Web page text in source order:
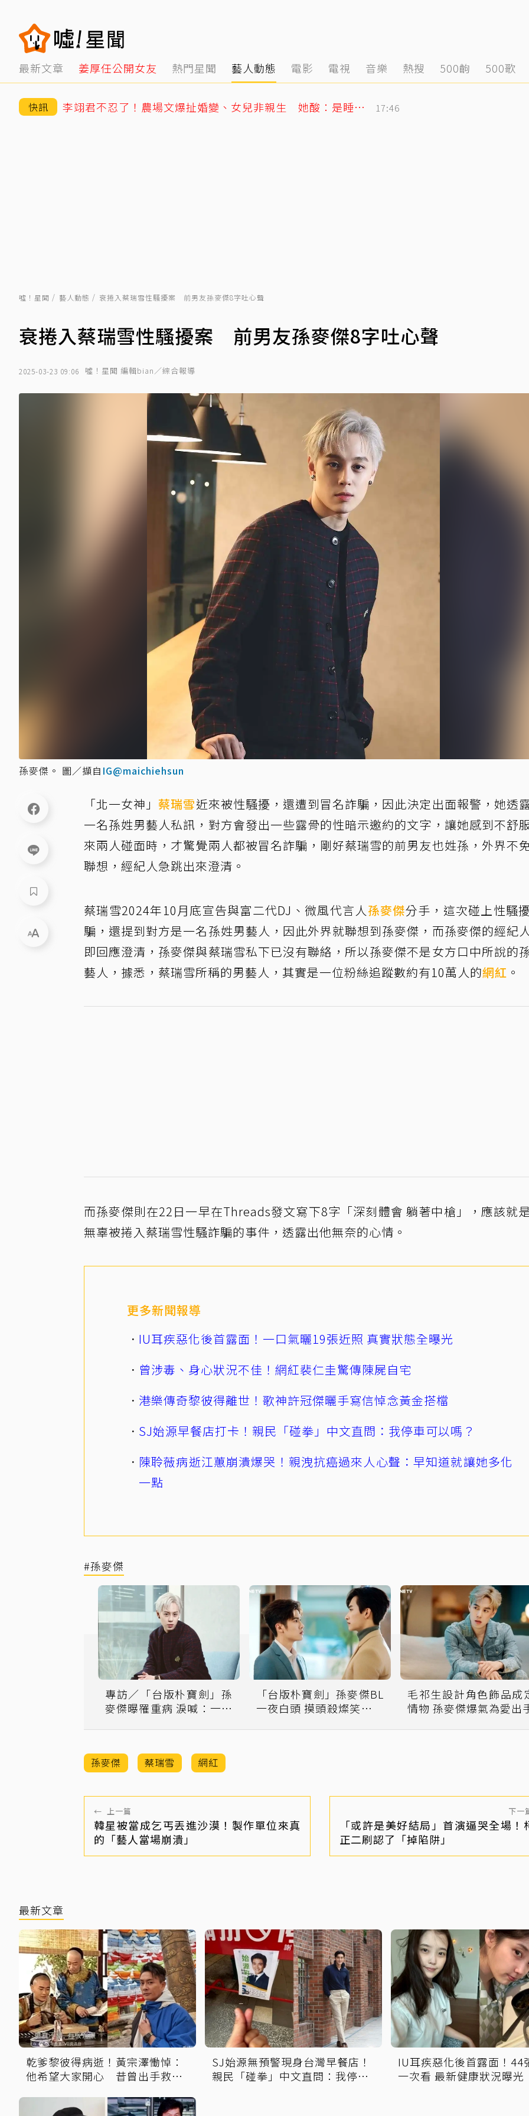
最新文章 姜厚任公開女友 熱門星聞 藝人動態 電影 電視 音樂 熱搜 500齣 500歌
快訊 李翊君不忍了！農場文爆扯婚變、女兒非親生 她酸：是睡我床底下？ 17:46
噓！星聞 藝人動態 衰捲入蔡瑞雪性騷擾案 前男友孫麥傑8字吐心聲
衰捲入蔡瑞雪性騷擾案 前男友孫麥傑8字吐心聲
2025-03-23 09:06 噓！星聞 編輯bian／綜合報導
孫麥傑。 圖／擷自 IG@maichiehsun
「北一女神」蔡瑞雪近來被性騷擾，還遭到冒名詐騙，因此決定出面報警，她透
一名孫姓男藝人私訊，對方會發出一些露骨的性暗示邀約的文字，讓她感到不舒
來兩人碰面時，才驚覺兩人都被冒名詐騙，剛好蔡瑞雪的前男友也姓孫，外界不
聯想，經紀人急跳出來澄清。
蔡瑞雪2024年10月底宣告與富二代DJ、微風代言人孫麥傑分手，這次碰上性騷
騙，還提到對方是一名孫姓男藝人，因此外界就聯想到孫麥傑，而孫麥傑的經紀
即回應澄清，孫麥傑與蔡瑞雪私下已沒有聯絡，所以孫麥傑不是女方口中所說的
藝人，據悉，蔡瑞雪所稱的男藝人，其實是一位粉絲追蹤數約有10萬人的網紅 。
而孫麥傑則在22日一早在Threads發文寫下8字「深刻體會 躺著中槍」，應該就
無辜被捲入蔡瑞雪性騷詐騙的事件，透露出他無奈的心情。
更多新聞報導
IU耳疾惡化後首露面！一口氣曬19張近照 真實狀態全曝光
曾涉毒、身心狀況不佳！網紅裴仁圭驚傳陳屍自宅
港樂傳奇黎彼得離世！歌神許冠傑曬手寫信悼念黃金搭檔
SJ始源早餐店打卡！親民「碰拳」中文直問：我停車可以嗎？
陳聆薇病逝江蕙崩潰爆哭！親洩抗癌過來人心聲：早知道就讓她多化
一點
#孫麥傑
專訪／「台版朴寶劍」孫
麥傑曝罹重病 淚喊：一輩
「台版朴寶劍」孫麥傑BL
一夜白頭 摸頭殺燦笑網暈
毛祁生設計角色飾品成
情物 孫麥傑爆氣為愛出
孫麥傑 蔡瑞雪 網紅
← 上一篇
韓星被當成乞丐丟進沙漠！製作單位來真
的「藝人當場崩潰」
下一
「或許是美好結局」首演逼哭全場！
正二刷認了「掉陷阱」
最新文章
乾爹黎彼得病逝！黃宗澤慟悼：
他希望大家開心 昔曾出手救急
SJ始源無預警現身台灣早餐店！
親民「碰拳」中文直問：我停車
IU耳疾惡化後首露面！44
一次看 最新健康狀況曝光